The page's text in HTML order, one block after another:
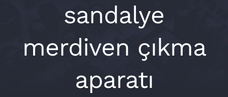
sandalye
merdiven çıkma
aparatı